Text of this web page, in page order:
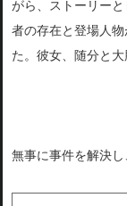
がら、ストーリー
者の存在と登場人
た。彼女、随分と大
無事に事件を解決し